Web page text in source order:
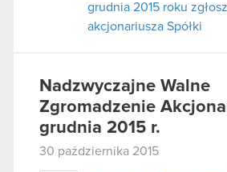
grudnia 2015 roku
akcjonariusza Spółki
Nadzwyczajne Walne
Zgromadzenie
grudnia 2015 r.
30 października 2015